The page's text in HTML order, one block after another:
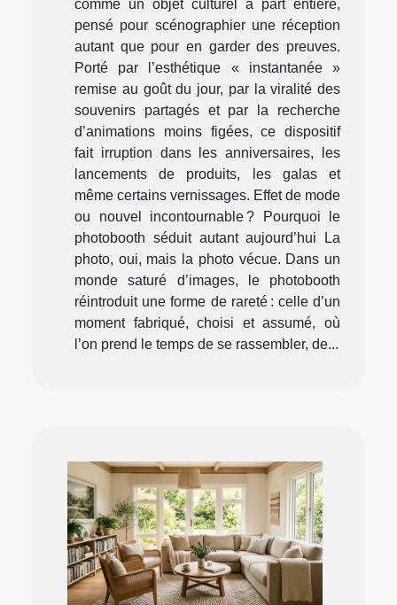
comme un objet culturel à part entière,
pensé pour scénographier une réception
autant que pour en garder des preuves.
Porté par l’esthétique « instantanée »
remise au goût du jour, par la viralité des
souvenirs partagés et par la recherche
d’animations moins figées, ce dispositif
fait irruption dans les anniversaires, les
lancements de produits, les galas et
même certains vernissages. Effet de mode
ou nouvel incontournable ? Pourquoi le
photobooth séduit autant aujourd’hui La
photo, oui, mais la photo vécue. Dans un
monde saturé d’images, le photobooth
réintroduit une forme de rareté : celle d’un
moment fabriqué, choisi et assumé, où
l’on prend le temps de se rassembler, de...